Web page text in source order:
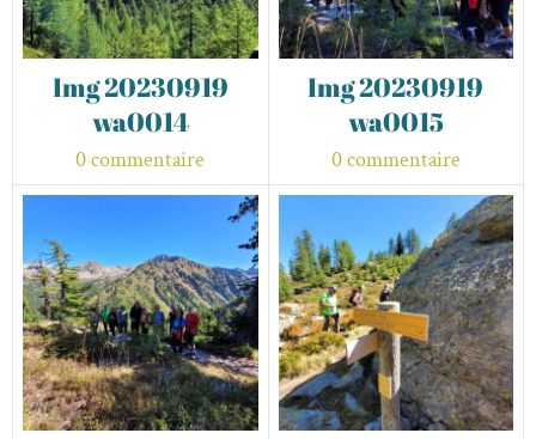
Img 20230919
wa0014
0 commentaire
Img 20230919
wa0015
0 commentaire